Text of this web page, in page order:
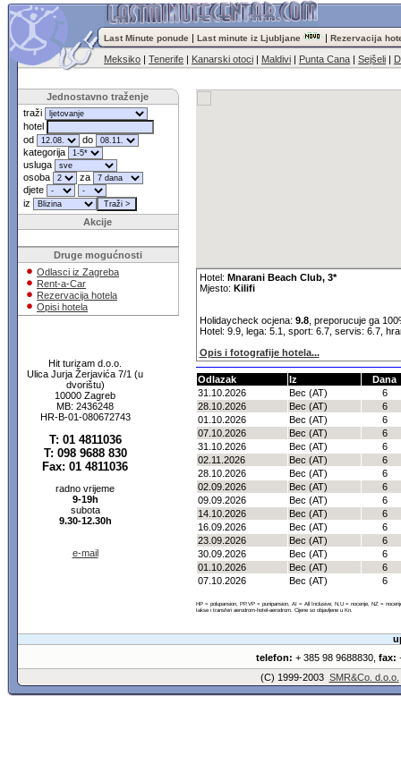
Last Minute ponude | Last minute iz Ljubljane | Rezervacija
Meksiko | Tenerife | Kanarski otoci | Maldivi | Punta Cana | Sejšeli |
Jednostavno traženje
traži
hotel
od
do
kategorija
usluga
osoba
za
djete
iz
Akcije
Druge mogućnosti
Odlasci iz Zagreba
Rent-a-Car
Rezervacija hotela
Opisi hotela
Hit turizam d.o.o.
Ulica Jurja Žerjavića 7/1 (u
dvorištu)
10000 Zagreb
MB: 2436248
HR-B-01-080672743
T: 01 4811036
T: 098 9688 830
Fax: 01 4811036
radno vrijeme
9-19h
subota
9.30-12.30h
e-mail
Hotel: Mnarani Beach Club, 3*
Mjesto: Kilifi
Holidaycheck ocjena: 9.8, preporucuje ga
Hotel: 9.9, lega: 5.1, sport: 6.7, servis: 6.7,
Opis i fotografije hotela...
Odlazak Iz
Dana
31.10.2026
Bec (AT)
6
28.10.2026
Bec (AT)
6
01.10.2026
Bec (AT)
6
07.10.2026
Bec (AT)
6
31.10.2026
Bec (AT)
6
02.11.2026
Bec (AT)
6
28.10.2026
Bec (AT)
6
02.09.2026
Bec (AT)
6
09.09.2026
Bec (AT)
6
14.10.2026
Bec (AT)
6
16.09.2026
Bec (AT)
6
23.09.2026
Bec (AT)
6
30.09.2026
Bec (AT)
6
01.10.2026
Bec (AT)
6
07.10.2026
Bec (AT) 6
HP = polupansion, PP,VP = punipansion, AI = All Inclusive, N,U = nocenje, NZ =
takse i transferi aerodrom-hotel-aerodrom. Cijene so objavljene u Kn.
telefon: + 385 98 9688830, fax:
(C) 1999-2003 SMR&Co. d.o.o.